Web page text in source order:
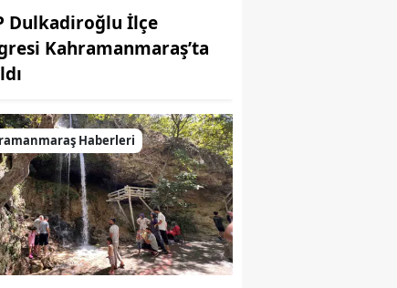
Dulkadiroğlu İlçe
Kahramanmaraş’ta
Haberleri